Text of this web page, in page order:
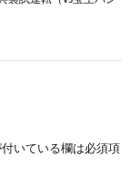
いている欄は必須項